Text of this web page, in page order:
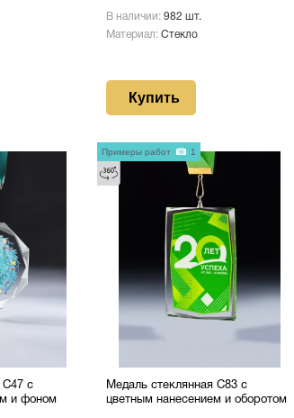
В наличии: 982 шт.
Материал: Стекло
Купить
C47 с
и фоном
Медаль стеклянная C83 с
цветным нанесением и оборотом
Примеры работ 1